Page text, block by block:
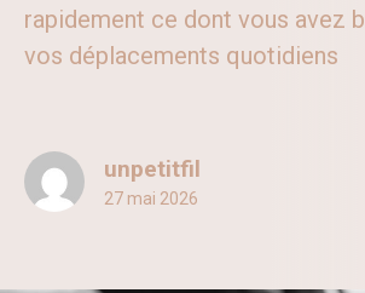
rapidement ce dont vous avez
vos déplacements quotidiens
unpetitfil
27 mai 2026